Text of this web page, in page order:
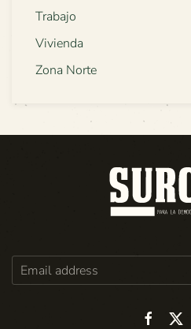
Trabajo
Vivienda
Zona Norte